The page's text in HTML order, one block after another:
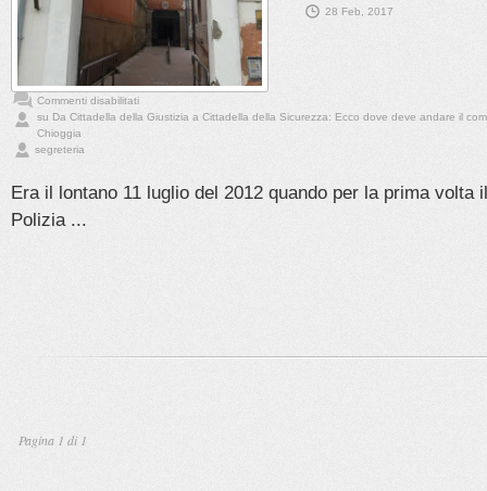
28 Feb, 2017
Commenti disabilitati
su Da Cittadella della Giustizia a Cittadella della Sicurezza: Ecco dove deve andare il
Chioggia
segreteria
Era il lontano 11 luglio del 2012 quando per la prima volta
Polizia ...
Pagina 1 di 1